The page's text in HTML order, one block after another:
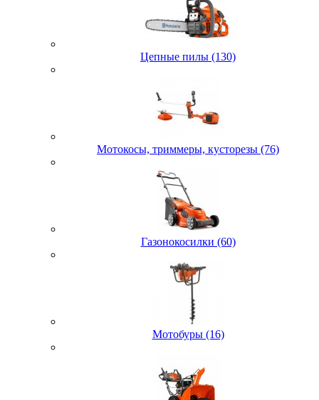
Цепные пилы (130)
Мотокосы, триммеры, кусторезы (76)
Газонокосилки (60)
Мотобуры (16)